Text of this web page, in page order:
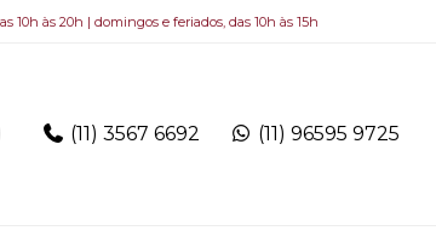
10h às 20h | domingos e feriados, das 10h às 15h
(11) 3567 6692 (11) 96595 9725